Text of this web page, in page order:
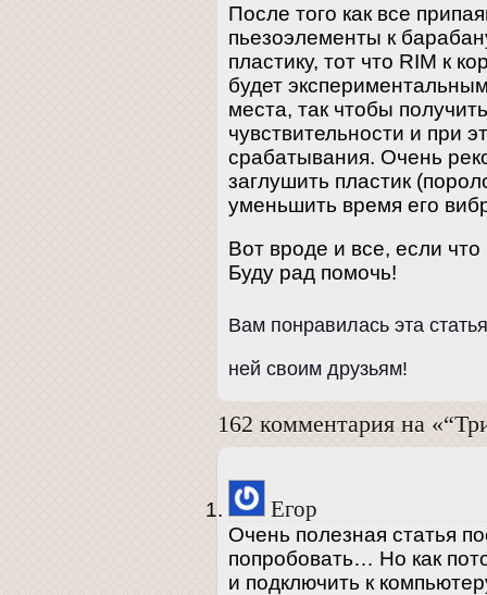
После того как все
пьезоэлементы к
пластику, тот что RIM к
будет
места, так чтобы
чувствительности и при
срабатывания. Очень
заглушить пластик
уменьшить время его
Вот вроде и все, если
Буду рад помочь!
Вам понравилась эта
ней своим друзьям!
162 комментария на
Егор
Очень полезная статья
попробовать… Но как
и подключить к